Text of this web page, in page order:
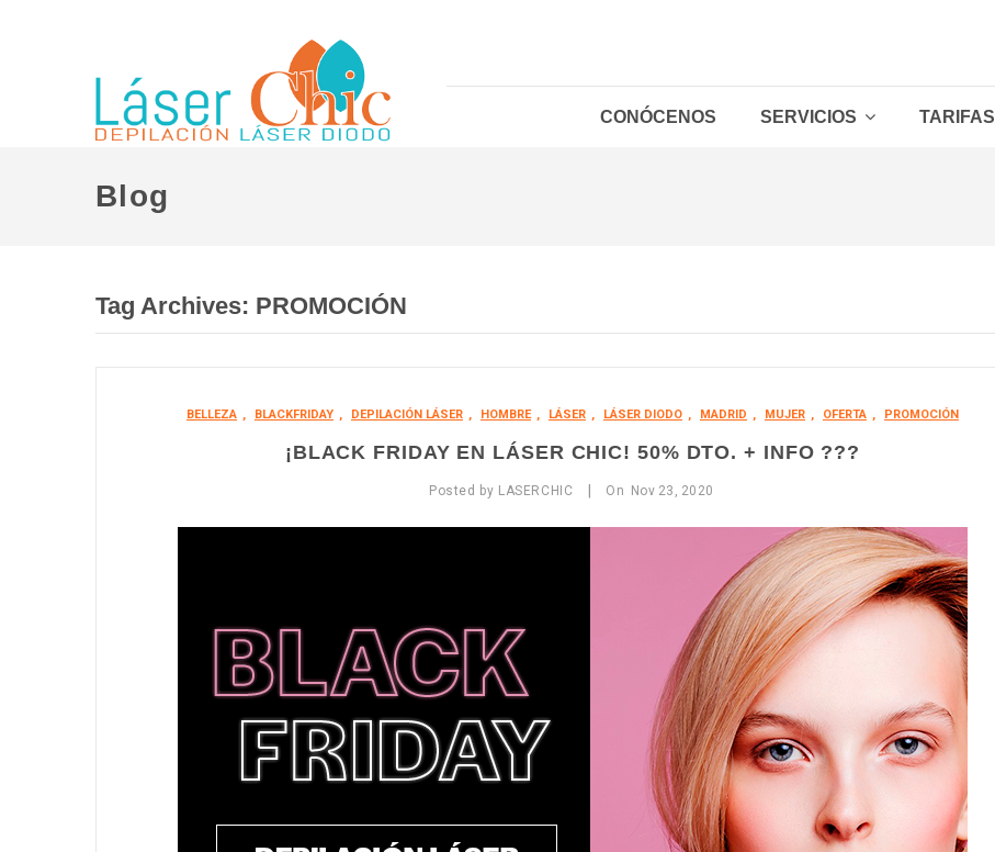
CONÓCENOS SERVICIOS TARIFAS
Blog
Tag Archives: PROMOCIÓN
BELLEZA , BLACKFRIDAY , DEPILACIÓN LÁSER , HOMBRE , LÁSER , LÁSER DIODO , MADRID , MUJER , OFERTA , PROMOCIÓN
¡BLACK FRIDAY EN LÁSER CHIC! 50% DTO. + INFO ???
Posted by LASERCHIC On Nov 23, 2020